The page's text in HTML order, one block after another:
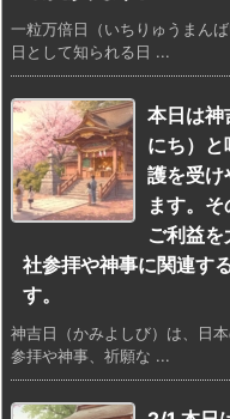
一粒万倍日（いちりゅうまん
日として知られる日 ...
本日は神
にち）
護を受け
ます。
ご利益
社参拝や神事に関連す
す。
神吉日（かみよしび）は、日
参拝や神事、祈願な ...